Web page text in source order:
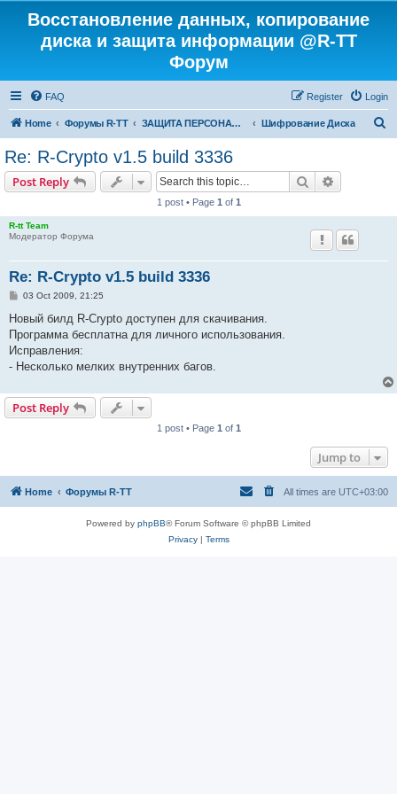
Восстановление данных, копирование
диска и защита информации @R-TT
Форум
FAQ Login
Register
Home Форумы R-TT ЗАЩИТА ПЕРСОНАЛЬНЫХ ДАННЫХ И БЕЗОПАСНОСТЬ Шифрование Диска
Re: R-Crypto v1.5 build 3336
Post Reply Search
1 post • Page 1 of 1
R-tt Team
Модератор Форума
Re: R-Crypto v1.5 build 3336
P
s
03 Oct 2009, 21:25
Новый билд R-Crypto доступен для скачивания.
Программа бесплатна для личного использования.
Исправления:
- Несколько мелких внутренних багов.
Post Reply
1 post • Page 1 of 1
Jump to
Home Форумы R-TT All times are UTC+03:00
Powered by phpBB® Forum Software © phpBB Limited
Privacy| Terms